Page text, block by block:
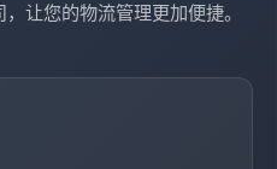
让您的物流管理更加便捷。